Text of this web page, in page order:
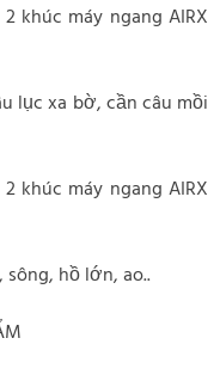
khúc máy ngang AIRX
lục xa bờ, cần câu mồi
khúc máy ngang AIRX
hồ lớn, ao..